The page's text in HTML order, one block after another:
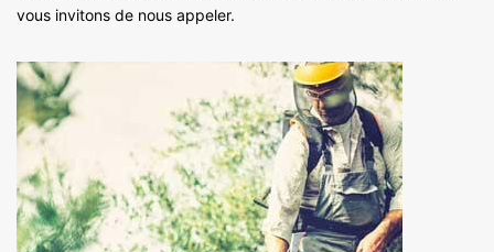
vous invitons de nous appeler.